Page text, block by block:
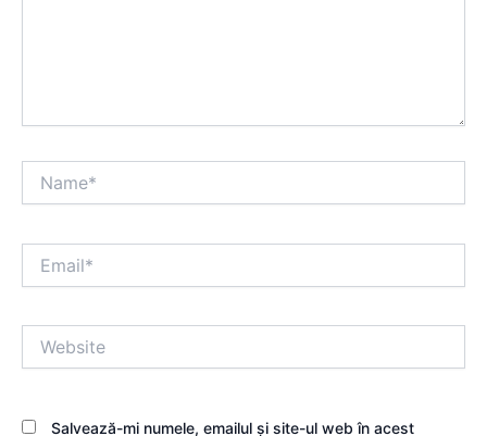
Salvează-mi numele, emailul și site-ul web în acest